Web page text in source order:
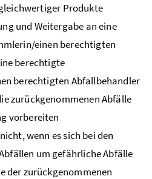
Produkte
und Weitergabe an eine
einen berechtigten
berechtigte
berechtigten Abfallbehandler
zurückgenommenen Abfälle
vorbereiten
wenn es sich bei den
um gefährliche Abfälle
der zurückgenommenen